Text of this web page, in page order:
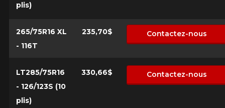
plis)
265/75R16 XL
- 116T
235,70$ Contactez-nous
LT285/75R16
- 126/123S (10
plis)
330,66$ Contactez-nous
avant de commander.